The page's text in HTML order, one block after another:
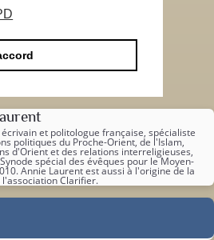
écrivain et politologue française, spécialiste
politiques du Proche-Orient, de l'Islam,
d'Orient et des relations interreligieuses,
spécial des évêques pour le Moyen-
Annie Laurent est aussi à l'origine de la
l'association Clarifier.